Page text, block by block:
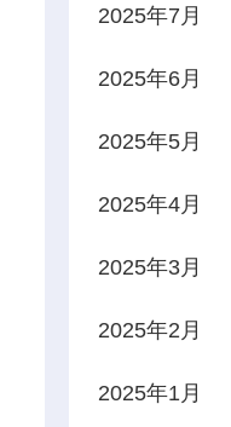
2025年7月
2025年6月
2025年5月
2025年4月
2025年3月
2025年2月
2025年1月